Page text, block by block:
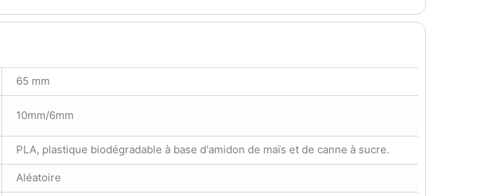
65 mm
10mm/6mm
PLA, plastique biodégradable à base d'amidon de maïs et de canne à sucre.
Aléatoire